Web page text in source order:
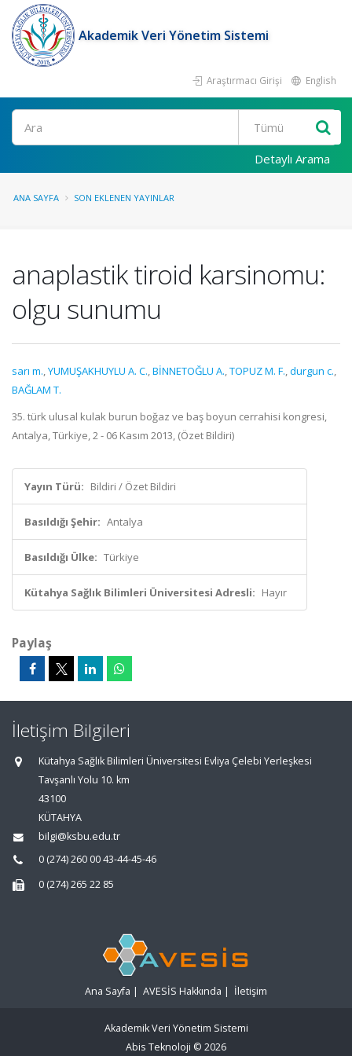
Akademik Veri Yönetim Sistemi
Araştırmacı Girişi English
Ara
Detaylı Arama
ANA SAYFA SON EKLENEN YAYINLAR
anaplastik tiroid karsinomu:
olgu sunumu
sarı m.,YUMUŞAKHUYLU A. C.,BİNNETOĞLU A.,TOPUZ M. F.,durgun c.,
BAĞLAM T.
35. türk ulusal kulak burun boğaz ve baş boyun cerrahisi kongresi,
Antalya, Türkiye, 2 - 06 Kasım 2013, (Özet Bildiri)
Yayın Türü: Bildiri / Özet Bildiri
Basıldığı Şehir: Antalya
Basıldığı Ülke: Türkiye
Kütahya Sağlık Bilimleri Üniversitesi Adresli: Hayır
Paylaş
İletişim Bilgileri
Kütahya Sağlık Bilimleri Üniversitesi Evliya Çelebi Yerleşkesi
Tavşanlı Yolu 10. km
43100
KÜTAHYA
bilgi@ksbu.edu.tr
0 (274) 260 00 43-44-45-46
0 (274) 265 22 85
Ana Sayfa | AVESİS Hakkında | İletişim
Akademik Veri Yönetim Sistemi
Abis Teknoloji © 2026